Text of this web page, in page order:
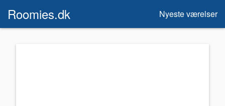
Roomies.dk Nyeste værelser